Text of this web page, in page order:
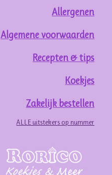
Allergenen
Algemene voorwaarden
Recepten & tips
Koekjes
Zakelijk bestellen
ALLE uitstekers op nummer